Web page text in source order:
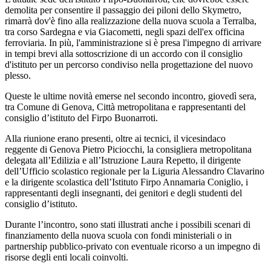
demolita per consentire il passaggio dei piloni dello Skymetro,
rimarrà dov'è fino alla realizzazione della nuova scuola a Terralba,
tra corso Sardegna e via Giacometti, negli spazi dell'ex officina
ferroviaria. In più, l'amministrazione si è presa l'impegno di arrivare
in tempi brevi alla sottoscrizione di un accordo con il consiglio
d'istituto per un percorso condiviso nella progettazione del nuovo
plesso.
Queste le ultime novità emerse nel secondo incontro, giovedì sera,
tra Comune di Genova, Città metropolitana e rappresentanti del
consiglio d’istituto del Firpo Buonarroti.
Alla riunione erano presenti, oltre ai tecnici, il vicesindaco
reggente di Genova Pietro Piciocchi, la consigliera metropolitana
delegata all’Edilizia e all’Istruzione Laura Repetto, il dirigente
dell’Ufficio scolastico regionale per la Liguria Alessandro Clavarino
e la dirigente scolastica dell’Istituto Firpo Annamaria Coniglio, i
rappresentanti degli insegnanti, dei genitori e degli studenti del
consiglio d’istituto.
Durante l’incontro, sono stati illustrati anche i possibili scenari di
finanziamento della nuova scuola con fondi ministeriali o in
partnership pubblico-privato con eventuale ricorso a un impegno di
risorse degli enti locali coinvolti.